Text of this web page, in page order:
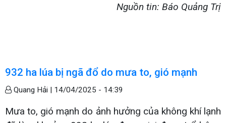
Nguồn tin: Báo Quảng Trị
932 ha lúa bị ngã đổ do mưa to, gió mạnh
Quang Hải | 14/04/2025 - 14:39
Mưa to, gió mạnh do ảnh hưởng của không khí lạnh